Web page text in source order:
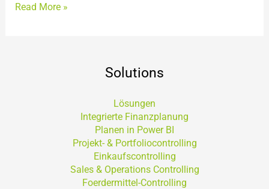
Read More »
Solutions
Lösungen
Integrierte Finanzplanung
Planen in Power BI
Projekt- & Portfoliocontrolling
Einkaufscontrolling
Sales & Operations Controlling
Foerdermittel-Controlling